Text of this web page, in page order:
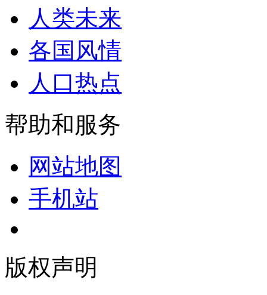
人类未来
各国风情
人口热点
帮助和服务
网站地图
手机站
版权声明